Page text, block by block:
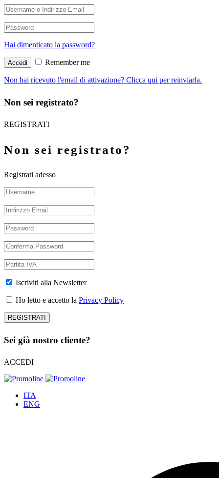
Hai dimenticato la password?
Remember me
Non hai ricevuto l'email di attivazione? Clicca qui per reinviarla.
Non sei registrato?
REGISTRATI
Non sei registrato?
Registrati adesso
Iscriviti alla Newsletter
Ho letto e accetto la Privacy Policy
Sei già nostro cliente?
ACCEDI
ITA
ENG